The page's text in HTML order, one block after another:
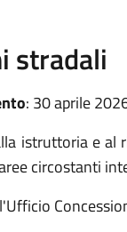
stradali
: 30 aprile
istruttoria e al
circostanti